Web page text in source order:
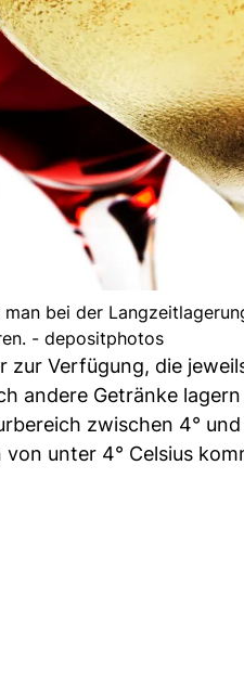
bei der
- depositphotos
Verfügung, die
andere Getränke
zwischen 4° und
unter 4° Celsius